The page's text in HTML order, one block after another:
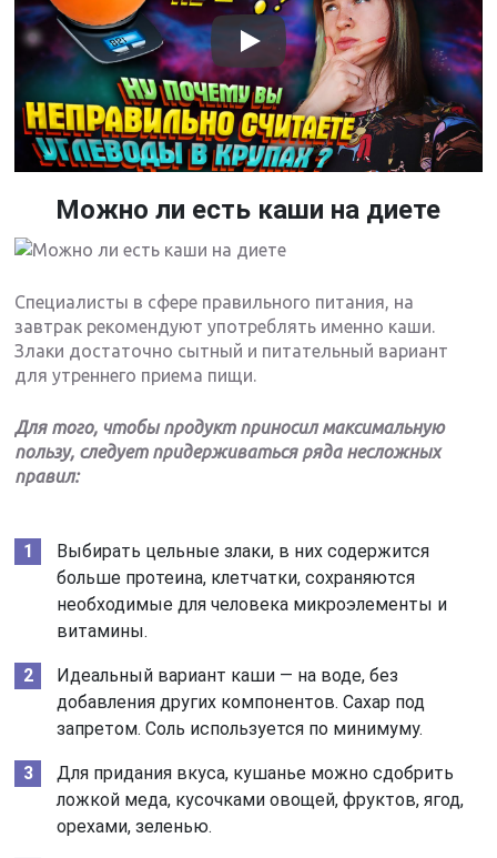
Можно ли есть каши на диете
Специалисты в сфере правильного питания, на
завтрак рекомендуют употреблять именно каши.
Злаки достаточно сытный и питательный вариант
для утреннего приема пищи.
Для того, чтобы продукт приносил максимальную
пользу, следует придерживаться ряда несложных
правил:
Выбирать цельные злаки, в них содержится
больше протеина, клетчатки, сохраняются
необходимые для человека микроэлементы и
витамины.
Идеальный вариант каши — на воде, без
добавления других компонентов. Сахар под
запретом. Соль используется по минимуму.
Для придания вкуса, кушанье можно сдобрить
ложкой меда, кусочками овощей, фруктов, ягод,
орехами, зеленью.